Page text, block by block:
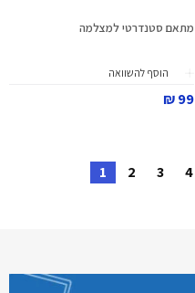
מתאם סטנדרטי למצלמה
הוסף להשוואה
99 ₪
4
3
2
1